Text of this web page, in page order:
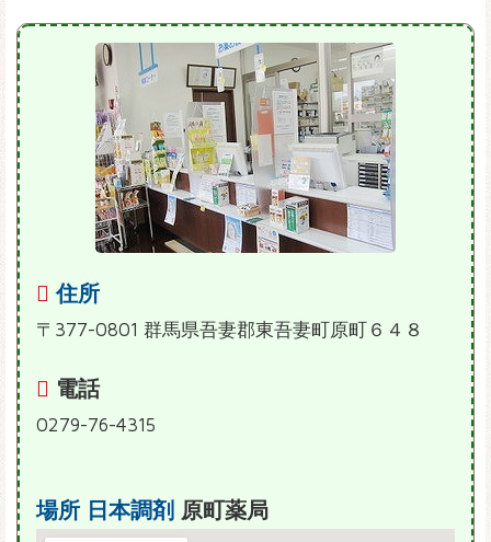
住所
〒377-0801 群馬県吾妻郡東吾妻町原町６４８
電話
0279-76-4315
場所 日本調剤 原町薬局